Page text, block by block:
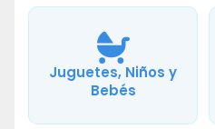
Juguetes, Niños y
Bebés